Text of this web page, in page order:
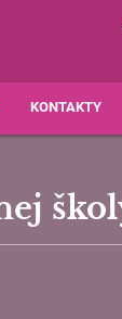
KONTAKTY